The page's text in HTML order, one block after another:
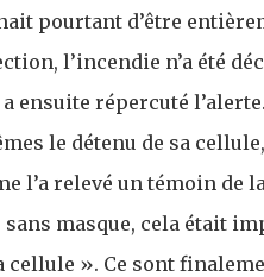
pourtant d’être
l’incendie n’a été
ensuite répercuté
le détenu de sa
l’a relevé un témoin de
masque, cela était
cellule ». Ce sont